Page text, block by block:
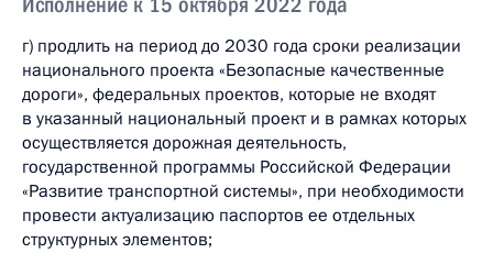
г) продлить на период до 2030 года сроки реализации
национального проекта «Безопасные качественные
дороги», федеральных проектов, которые не входят
в указанный национальный проект и в рамках которых
осуществляется дорожная деятельность,
государственной программы Российской Федерации
«Развитие транспортной системы», при необходимости
провести актуализацию паспортов ее отдельных
структурных элементов;